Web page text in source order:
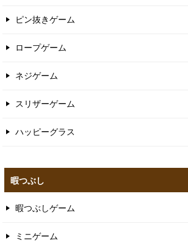
ピン抜きゲーム
ロープゲーム
ネジゲーム
スリザーゲーム
ハッピーグラス
暇つぶし
暇つぶしゲーム
ミニゲーム